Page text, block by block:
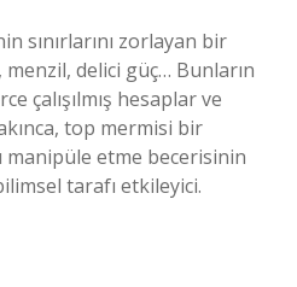
sınırlarını zorlayan bir
menzil, delici güç… Bunların
çalışılmış hesaplar ve
top mermisi bir
manipüle etme becerisinin
tarafı etkileyici.